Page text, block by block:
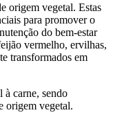
origem vegetal. Estas
para promover o
do bem-estar
vermelho, ervilhas,
transformados em
à carne, sendo
origem vegetal.